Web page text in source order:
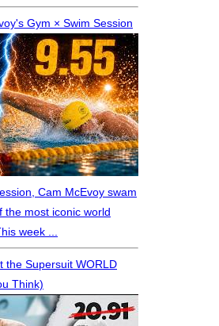
Gym × Swim Session
Cam McEvoy swam
the most iconic world
week ...
the Supersuit WORLD
Think)